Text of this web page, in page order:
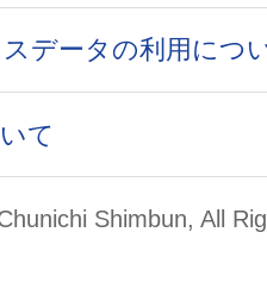
データの利用につ
て
Shimbun, All